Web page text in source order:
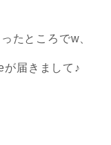
たところでw、
届きまして♪